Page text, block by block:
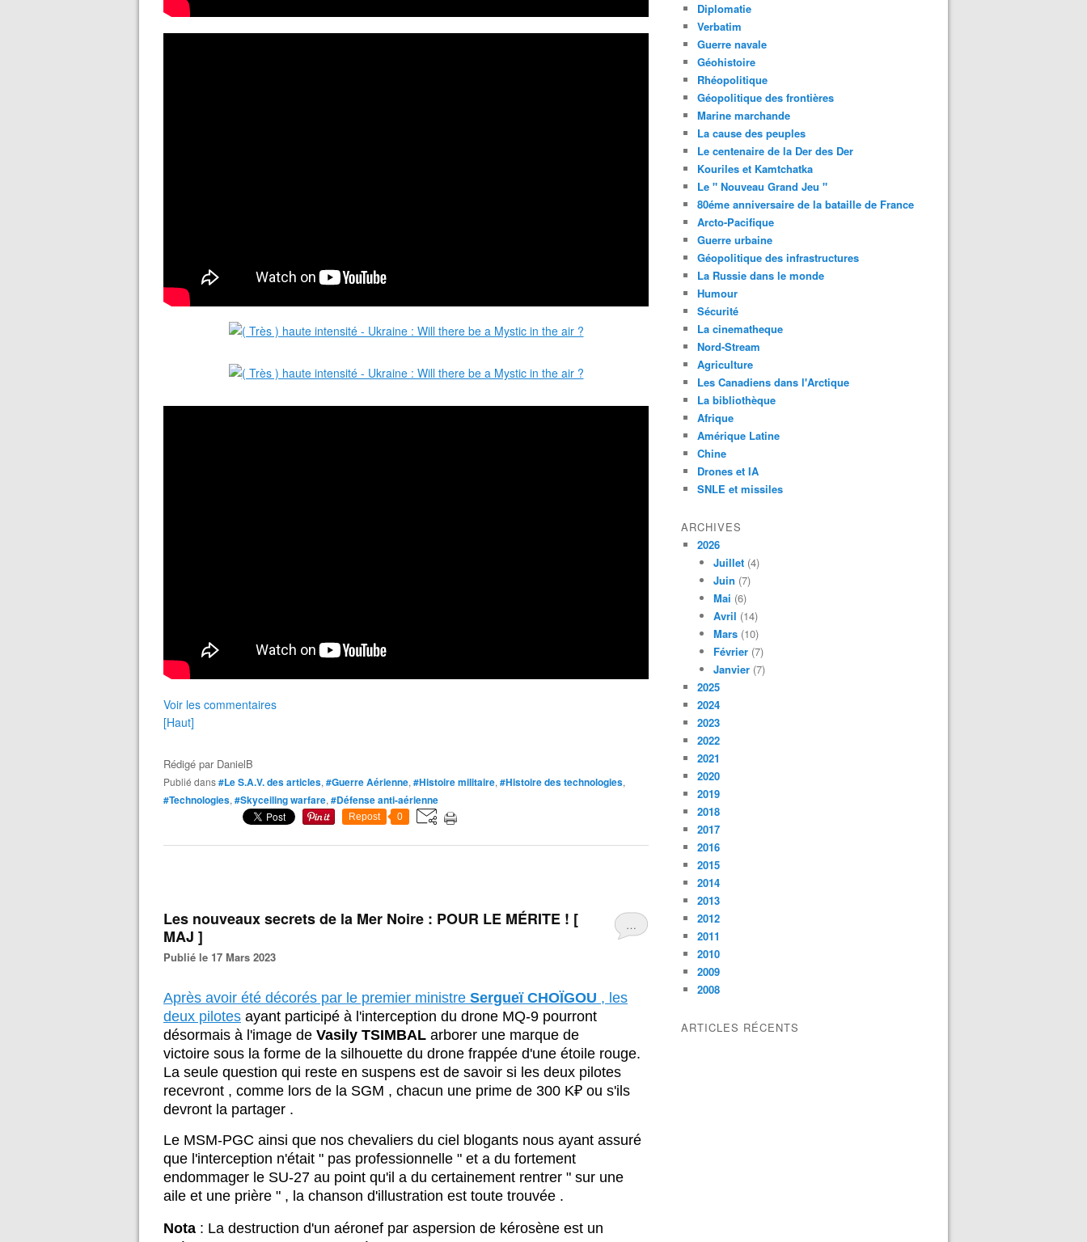
Voir les commentaires
[Haut]
Rédigé par DanielB
Publié dans#Le S.A.V. des articles, #Guerre Aérienne, #Histoire militaire, #Histoire des technologies,
#Technologies, #Skyceiling warfare, #Défense anti-aérienne
Repost 0
…
Les nouveaux secrets de la Mer Noire : POUR LE MÉRITE ! [
MAJ ]
Publié le 17 Mars 2023
Après avoir été décorés par le premier ministre Sergueï CHOÏGOU , les
deux pilotes ayant participé à l'interception du drone MQ-9 pourront
désormais à l'image de Vasily TSIMBAL arborer une marque de
victoire sous la forme de la silhouette du drone frappée d'une étoile rouge.
La seule question qui reste en suspens est de savoir si les deux pilotes
recevront , comme lors de la SGM , chacun une prime de 300 K₽ ou s'ils
devront la partager .
Le MSM-PGC ainsi que nos chevaliers du ciel blogants nous ayant assuré
que l'interception n'était " pas professionnelle " et a du fortement
endommager le SU-27 au point qu'il a du certainement rentrer " sur une
aile et une prière " , la chanson d'illustration est toute trouvée .
Nota : La destruction d'un aéronef par aspersion de kérosène est un
Diplomatie
Verbatim
Guerre navale
Géohistoire
Rhéopolitique
Géopolitique des frontières
Marine marchande
La cause des peuples
Le centenaire de la Der des Der
Kouriles et Kamtchatka
Le " Nouveau Grand Jeu "
80éme anniversaire de la bataille de France
Arcto-Pacifique
Guerre urbaine
Géopolitique des infrastructures
La Russie dans le monde
Humour
Sécurité
La cinematheque
Nord-Stream
Agriculture
Les Canadiens dans l'Arctique
La bibliothèque
Afrique
Amérique Latine
Chine
Drones et IA
SNLE et missiles
ARCHIVES
2026
Juillet (4)
Juin (7)
Mai (6)
Avril (14)
Mars (10)
Février (7)
Janvier (7)
2025
2024
2023
2022
2021
2020
2019
2018
2017
2016
2015
2014
2013
2012
2011
2010
2009
2008
ARTICLES RÉCENTS